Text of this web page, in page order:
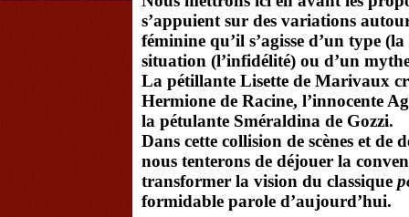
s’appuient sur des variations
féminine qu’il s’agisse d’un type
situation (l’infidélité) ou d’un
La pétillante Lisette de Marivaux
Hermione de Racine, l’innocente
la pétulante Sméraldina de Gozzi.
Dans cette collision de scènes et de
nous tenterons de déjouer la
transformer la vision du classique
formidable parole d’aujourd’hui.